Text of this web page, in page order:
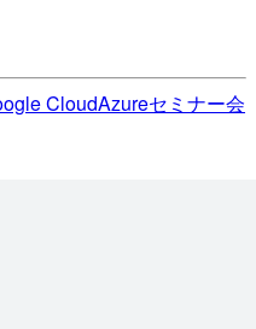
CloudAzureセミナー会